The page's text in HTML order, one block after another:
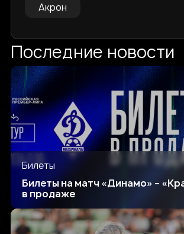
Акрон
Последние новости
Билеты
Билеты на матч «Динамо» –
в продаже